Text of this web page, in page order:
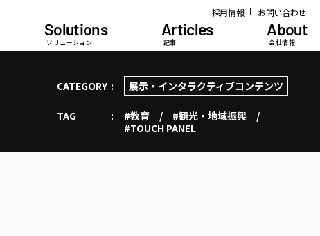
採用情報 お問い合わせ
Solutions
ソリューション
Articles
記事
About
会社情報
CATEGORY 展示・インタラクティブコンテンツ
TAG #教育
#観光・地域振興
#TOUCH PANEL